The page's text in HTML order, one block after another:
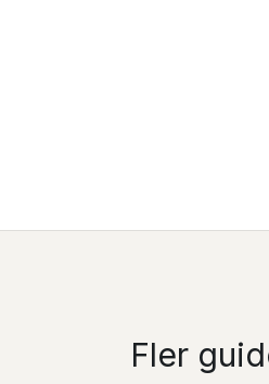
Fler